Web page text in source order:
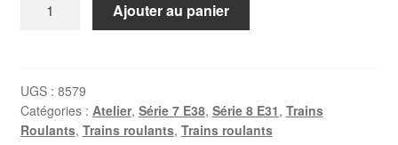
pour
l'extraction
et
Ajouter au panier
UGS : 8579
Catégories : Atelier, Série 7 E38, Série 8 E31, Trains
Roulants, Trains roulants, Trains roulants